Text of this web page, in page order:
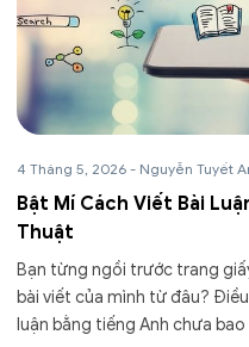
4 Tháng 5, 2026 - Nguyễn Tuyết
Bật Mí Cách Viết Bài
Thuật
Bạn từng ngồi trước trang
bài viết của mình từ đâu?
luận bằng tiếng Anh chưa